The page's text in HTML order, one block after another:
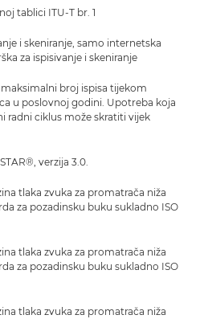
tablici ITU-T br. 1
i skeniranje, samo internetska
za ispisivanje i skeniranje
broj ispisa tijekom
u poslovnoj godini. Upotreba koja
radni ciklus može skratiti vijek
verzija 3.0.
tlaka zvuka za promatrača niža
za pozadinsku buku sukladno ISO
tlaka zvuka za promatrača niža
za pozadinsku buku sukladno ISO
tlaka zvuka za promatrača niža